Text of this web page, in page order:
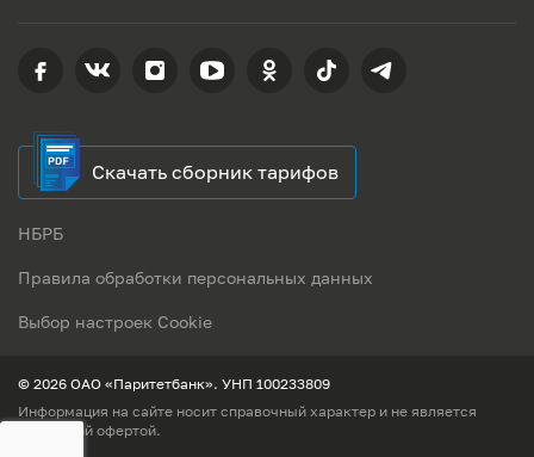
Скачать сборник тарифов
НБРБ
Правила обработки персональных данных
Выбор настроек Cookie
© 2026 ОАО «Паритетбанк». УНП 100233809
Информация на сайте носит справочный характер и не является
публичной офертой.